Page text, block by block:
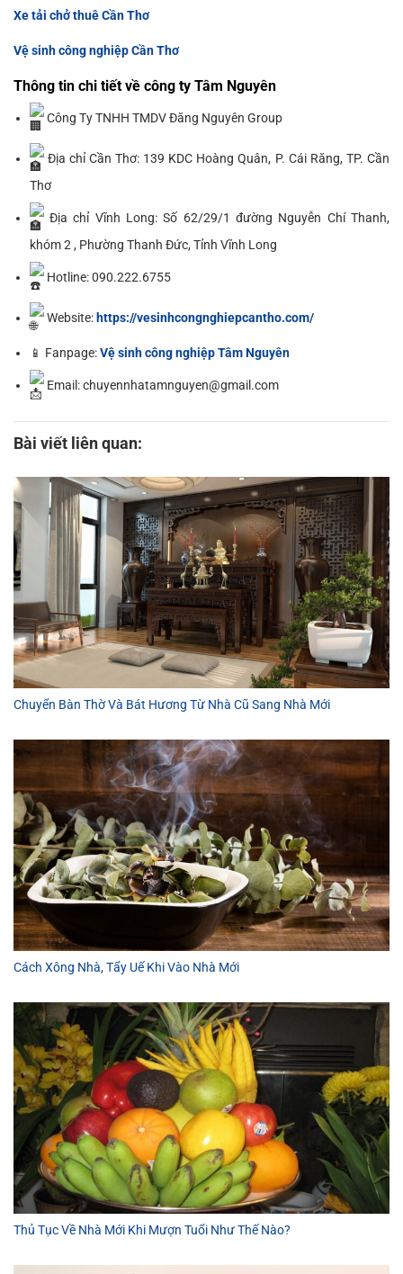
Xe tải chở thuê Cần Thơ
Vệ sinh công nghiệp Cần Thơ
Thông tin chi tiết về công ty Tâm Nguyên
Công Ty TNHH TMDV Đăng Nguyên Group
Địa chỉ Cần Thơ: 139 KDC Hoàng Quân, P. Cái Răng, TP. Cần
Thơ
Địa chỉ Vĩnh Long: Số 62/29/1 đường Nguyễn Chí Thanh,
khóm 2 , Phường Thanh Đức, Tỉnh Vĩnh Long
Hotline: 090.222.6755
Website: https://vesinhcongnghiepcantho.com/
📱 Fanpage:Vệ sinh công nghiệp Tâm Nguyên
Email: chuyennhatamnguyen@gmail.com
Bài viết liên quan:
Chuyển Bàn Thờ Và Bát Hương Từ Nhà Cũ Sang Nhà Mới
Cách Xông Nhà, Tẩy Uế Khi Vào Nhà Mới
Thủ Tục Về Nhà Mới Khi Mượn Tuổi Như Thế Nào?